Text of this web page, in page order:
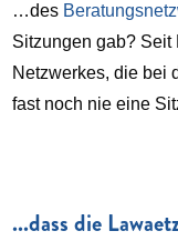
…des
Sitzungen gab?
Netzwerkes, die bei
fast noch nie eine
...dass die